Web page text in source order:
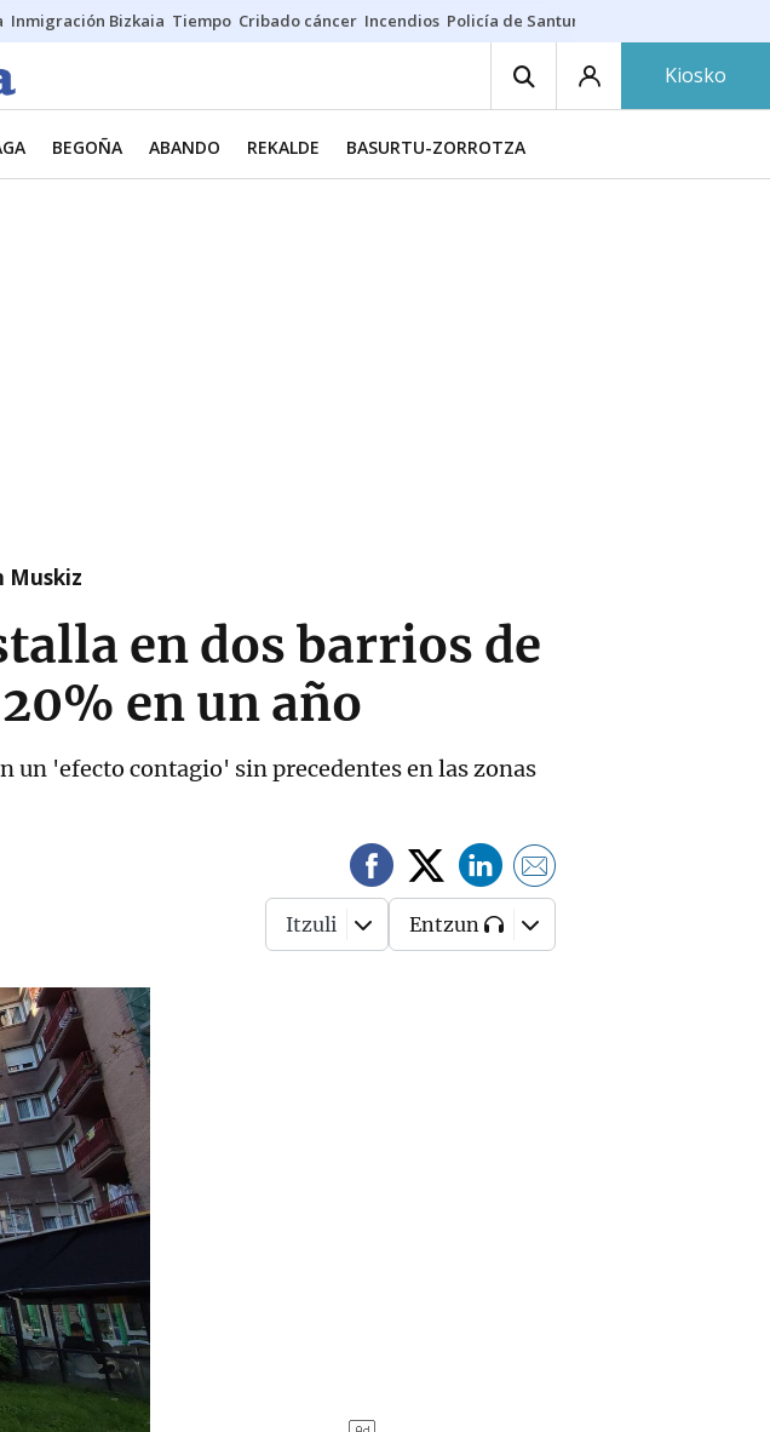
Inmigración Bizkaia Tiempo Cribado cáncer Incendios Policía de Santurtzi
Kiosko
BEGOÑA ABANDO REKALDE BASURTU-ZORROTZA
Muskiz
en dos barrios de
en un año
un 'efecto contagio' sin precedentes en las zonas
Itzuli Entzun